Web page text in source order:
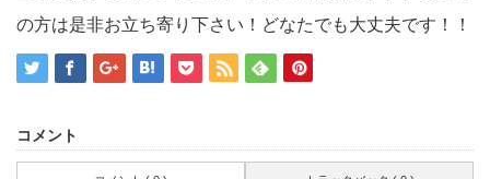
の方は是非お立ち寄り下さい！どなたでも大丈夫です！！
コメント